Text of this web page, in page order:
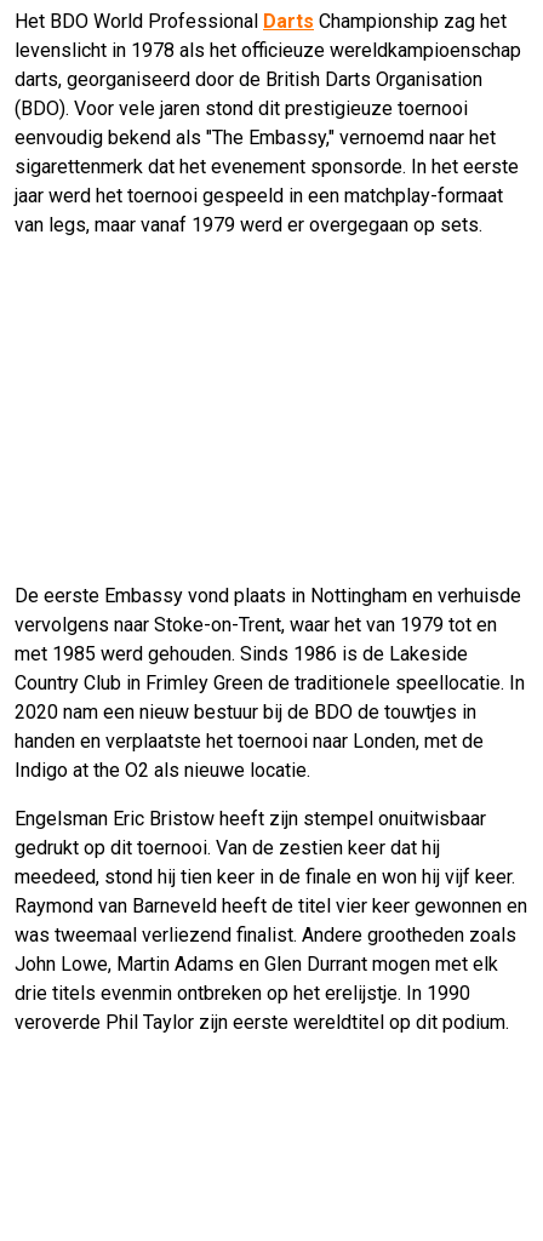
Het BDO World Professional Darts Championship zag het
levenslicht in 1978 als het officieuze wereldkampioenschap
darts, georganiseerd door de British Darts Organisation
(BDO). Voor vele jaren stond dit prestigieuze toernooi
eenvoudig bekend als "The Embassy," vernoemd naar het
sigarettenmerk dat het evenement sponsorde. In het eerste
jaar werd het toernooi gespeeld in een matchplay-formaat
van legs, maar vanaf 1979 werd er overgegaan op sets.
De eerste Embassy vond plaats in Nottingham en verhuisde
vervolgens naar Stoke-on-Trent, waar het van 1979 tot en
met 1985 werd gehouden. Sinds 1986 is de Lakeside
Country Club in Frimley Green de traditionele speellocatie. In
2020 nam een nieuw bestuur bij de BDO de touwtjes in
handen en verplaatste het toernooi naar Londen, met de
Indigo at the O2 als nieuwe locatie.
Engelsman Eric Bristow heeft zijn stempel onuitwisbaar
gedrukt op dit toernooi. Van de zestien keer dat hij
meedeed, stond hij tien keer in de finale en won hij vijf keer.
Raymond van Barneveld heeft de titel vier keer gewonnen en
was tweemaal verliezend finalist. Andere grootheden zoals
John Lowe, Martin Adams en Glen Durrant mogen met elk
drie titels evenmin ontbreken op het erelijstje. In 1990
veroverde Phil Taylor zijn eerste wereldtitel op dit podium.